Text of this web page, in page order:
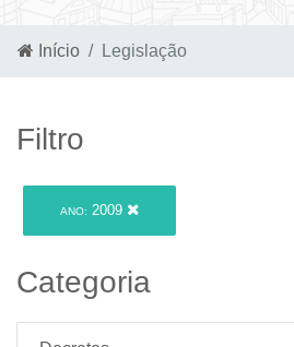
Início Legislação
Filtro
ANO: 2009
Categoria